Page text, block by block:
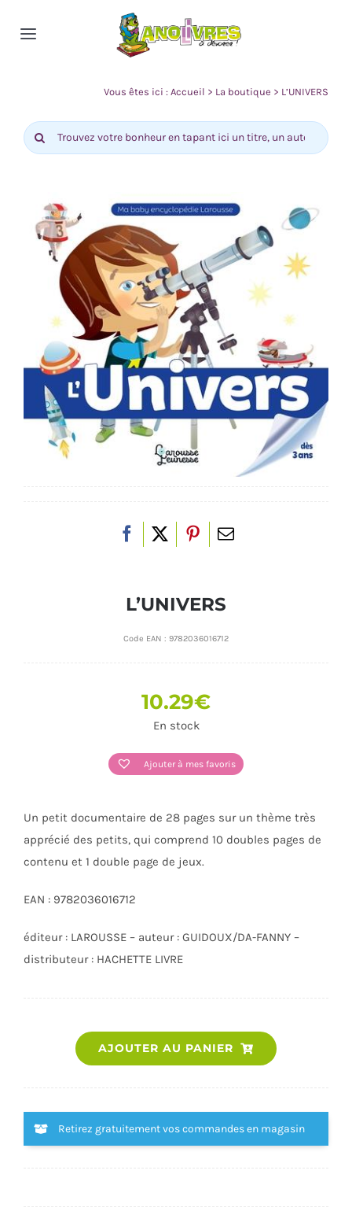
Toggle
Nos rayons
Contact
Vous êtes ici :Accueil > La boutique > L’UNIVERS
Rechercher:
L’UNIVERS
Code EAN : 9782036016712
10.29€
En stock
Ajouter à mes favoris
Un petit documentaire de 28 pages sur un thème très
apprécié des petits, qui comprend 10 doubles pages de
contenu et 1 double page de jeux.
EAN : 9782036016712
éditeur : LAROUSSE – auteur : GUIDOUX/DA-FANNY –
distributeur : HACHETTE LIVRE
de
AJOUTER AU PANIER
Retirez gratuitement vos commandes en magasin